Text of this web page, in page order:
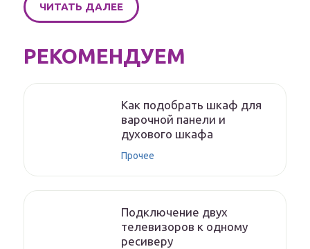
ЧИТАТЬ ДАЛЕЕ
РЕКОМЕНДУЕМ
Как подобрать шкаф для
варочной панели и
духового шкафа
Прочее
Подключение двух
телевизоров к одному
ресиверу